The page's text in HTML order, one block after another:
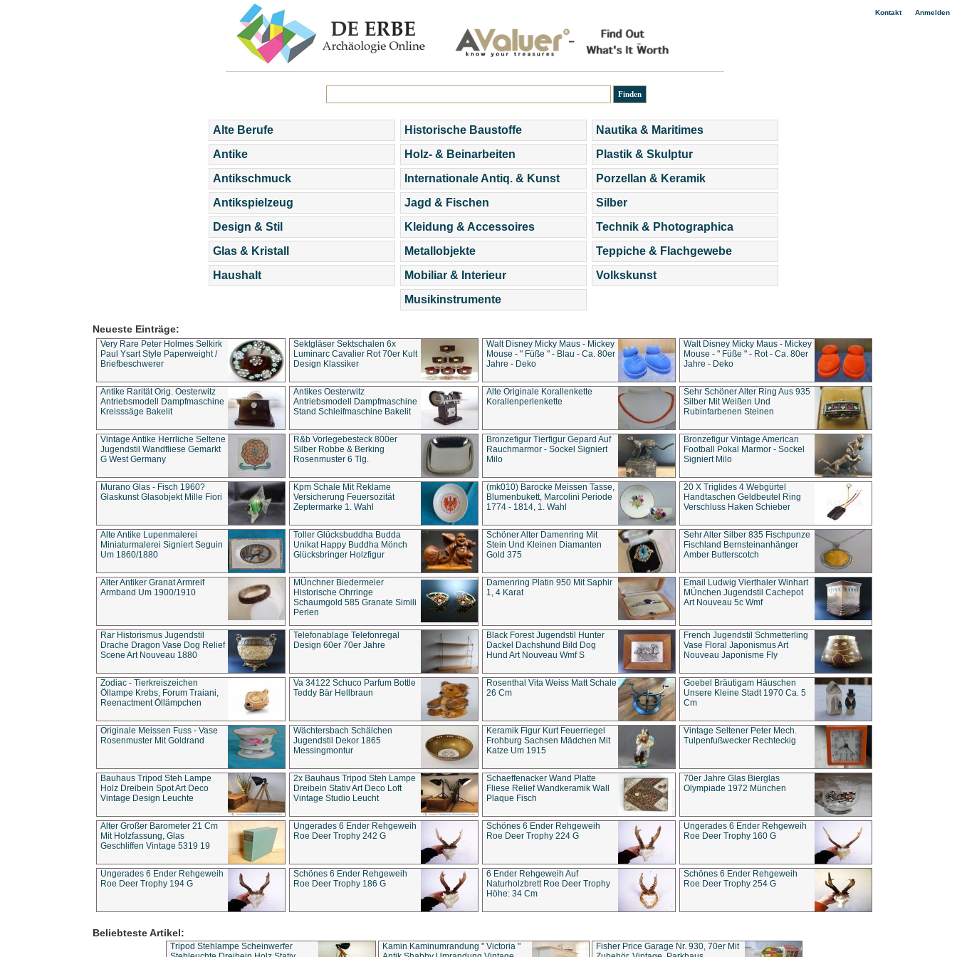
Kontakt| Anmelden
Alte Berufe
Antike
Antikschmuck
Antikspielzeug
Design & Stil
Glas & Kristall
Haushalt
Historische Baustoffe
Holz- & Beinarbeiten
Internationale Antiq. & Kunst
Jagd & Fischen
Kleidung & Accessoires
Metallobjekte
Mobiliar & Interieur
Musikinstrumente
Nautika & Maritimes
Plastik & Skulptur
Porzellan & Keramik
Silber
Technik & Photographica
Teppiche & Flachgewebe
Volkskunst
Neueste Einträge:
Very Rare Peter Holmes Selkirk
Paul Ysart Style Paperweight /
Briefbeschwerer
Sektgläser Sektschalen 6x
Luminarc Cavalier Rot 70er Kult
Design Klassiker
Walt Disney Micky Maus - Mickey
Mouse - " Füße " - Blau - Ca. 80er
Jahre - Deko
Walt Disney Micky Maus - Mickey
Mouse - " Füße " - Rot - Ca. 80er
Jahre - Deko
Antike Rarität Orig. Oesterwitz
Antriebsmodell Dampfmaschine
Kreisssäge Bakelit
Antikes Oesterwitz
Antriebsmodell Dampfmaschine
Stand Schleifmaschine Bakelit
Alte Originale Korallenkette
Korallenperlenkette
Sehr Schöner Alter Ring Aus 935
Silber Mit Weißen Und
Rubinfarbenen Steinen
Vintage Antike Herrliche Seltene
Jugendstil Wandfliese Gemarkt
G West Germany
R&b Vorlegebesteck 800er
Silber Robbe & Berking
Rosenmuster 6 Tlg.
Bronzefigur Tierfigur Gepard Auf
Rauchmarmor - Sockel Signiert
Milo
Bronzefigur Vintage American
Football Pokal Marmor - Sockel
Signiert Milo
Murano Glas - Fisch 1960?
Glaskunst Glasobjekt Mille Fiori
Kpm Schale Mit Reklame
Versicherung Feuersozität
Zeptermarke 1. Wahl
(mk010) Barocke Meissen Tasse,
Blumenbukett, Marcolini Periode
1774 - 1814, 1. Wahl
20 X Triglides 4 Webgürtel
Handtaschen Geldbeutel Ring
Verschluss Haken Schieber
Alte Antike Lupenmalerei
Miniaturmalerei Signiert Seguin
Um 1860/1880
Toller Glücksbuddha Budda
Unikat Happy Buddha Mönch
Glücksbringer Holzfigur
Schöner Alter Damenring Mit
Stein Und Kleinen Diamanten
Gold 375
Sehr Alter Silber 835 Fischpunze
Fischland Bernsteinanhänger
Amber Butterscotch
Alter Antiker Granat Armreif
Armband Um 1900/1910
MÜnchner Biedermeier
Historische Ohrringe
Schaumgold 585 Granate Simili
Perlen
Damenring Platin 950 Mit Saphir
1, 4 Karat
Email Ludwig Vierthaler Winhart
MÜnchen Jugendstil Cachepot
Art Nouveau 5c Wmf
Rar Historismus Jugendstil
Drache Dragon Vase Dog Relief
Scene Art Nouveau 1880
Telefonablage Telefonregal
Design 60er 70er Jahre
Black Forest Jugendstil Hunter
Dackel Dachshund Bild Dog
Hund Art Nouveau Wmf S
French Jugendstil Schmetterling
Vase Floral Japonismus Art
Nouveau Japonisme Fly
Zodiac - Tierkreiszeichen
Öllampe Krebs, Forum Traiani,
Reenactment Öllämpchen
Va 34122 Schuco Parfum Bottle
Teddy Bär Hellbraun
Rosenthal Vita Weiss Matt Schale
26 Cm
Goebel Bräutigam Häuschen
Unsere Kleine Stadt 1970 Ca. 5
Cm
Originale Meissen Fuss - Vase
Rosenmuster Mit Goldrand
Wächtersbach Schälchen
Jugendstil Dekor 1865
Messingmontur
Keramik Figur Kurt Feuerriegel
Frohburg Sachsen Mädchen Mit
Katze Um 1915
Vintage Seltener Peter Mech.
Tulpenfußwecker Rechteckig
Bauhaus Tripod Steh Lampe
Holz Dreibein Spot Art Deco
Vintage Design Leuchte
2x Bauhaus Tripod Steh Lampe
Dreibein Stativ Art Deco Loft
Vintage Studio Leucht
Schaeffenacker Wand Platte
Fliese Relief Wandkeramik Wall
Plaque Fisch
70er Jahre Glas Bierglas
Olympiade 1972 München
Alter Großer Barometer 21 Cm
Mit Holzfassung, Glas
Geschliffen Vintage 5319 19
Ungerades 6 Ender Rehgeweih
Roe Deer Trophy 242 G
Schönes 6 Ender Rehgeweih
Roe Deer Trophy 224 G
Ungerades 6 Ender Rehgeweih
Roe Deer Trophy 160 G
Ungerades 6 Ender Rehgeweih
Roe Deer Trophy 194 G
Schönes 6 Ender Rehgeweih
Roe Deer Trophy 186 G
6 Ender Rehgeweih Auf
Naturholzbrett Roe Deer Trophy
Höhe: 34 Cm
Schönes 6 Ender Rehgeweih
Roe Deer Trophy 254 G
Beliebteste Artikel:
Tripod Stehlampe Scheinwerfer
Kamin Kaminumrandung " Victoria "
Fisher Price Garage Nr. 930, 70er Mit